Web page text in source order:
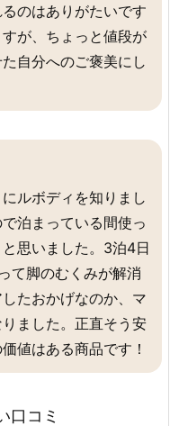
のはありがたいです
が、ちょっと値段が
自分へのご褒美にし
ルボディを知りまし
泊まっている間使っ
思いました。3泊4日
て脚のむくみが解消
たおかげなのか、マ
ました。正直そう安
値はある商品です！
口コミ